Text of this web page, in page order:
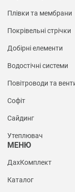
Плівки та мембрани
Покрівельні стрічки
Добірні елементи
Водостічні системи
Повітроводи та
Софіт
Сайдинг
Утеплювач
МЕНЮ
ДахКомплект
Каталог